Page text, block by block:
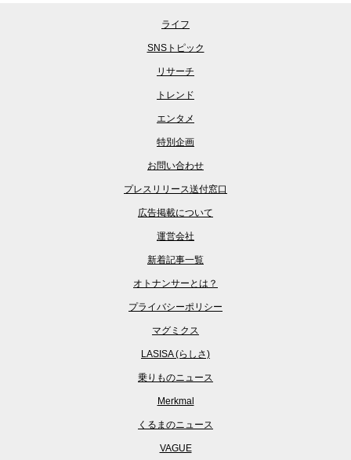
ライフ
SNSトピック
リサーチ
トレンド
エンタメ
特別企画
お問い合わせ
プレスリリース送付窓口
広告掲載について
運営会社
新着記事一覧
オトナンサーとは？
プライバシーポリシー
マグミクス
LASISA (らしさ)
乗りものニュース
Merkmal
くるまのニュース
VAGUE